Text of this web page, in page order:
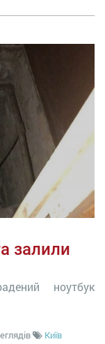
залили
ноутбук
Київ